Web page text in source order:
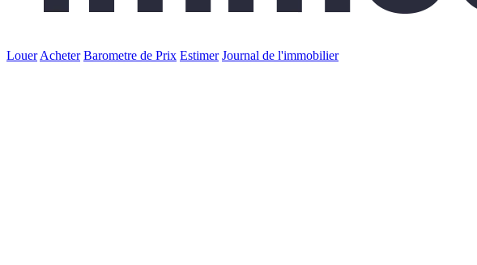
Louer Acheter Barometre de Prix Estimer Journal de l'immobilier